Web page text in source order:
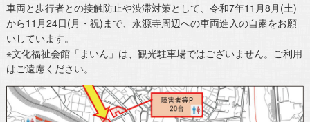
車両と歩行者との接触防止や渋滞対策として、令和7年11月8月(土)
から11月24日(月・祝)まで、永源寺周辺への車両進入の自粛をお願
いしています。
※文化福祉会館「まいん」は、観光駐車場ではございません。ご利用
はご遠慮ください。